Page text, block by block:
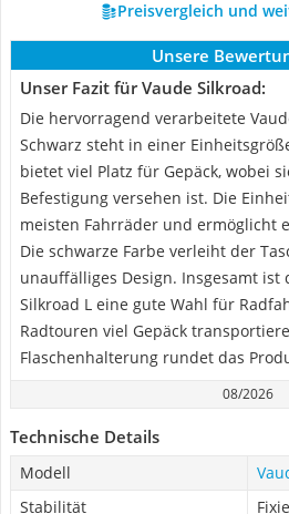
Preisvergleich und
Unsere
Unser Fazit für Vaude Silkroad:
Die hervorragend verarbeitete
Schwarz steht in einer
bietet viel Platz für Gepäck, wobei
Befestigung versehen ist. Die
meisten Fahrräder und ermöglicht
Die schwarze Farbe verleiht der
unauffälliges Design. Insgesamt ist
Silkroad L eine gute Wahl für
Radtouren viel Gepäck
Flaschenhalterung rundet das
08/2026
Technische Details
Modell
Stabilität